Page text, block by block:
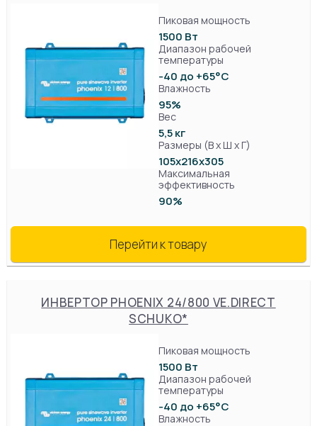
Пиковая мощность
1500 Вт
Диапазон рабочей
температуры
-40 до +65°C
Влажность
95%
Вес
5,5 кг
Размеры (В х Ш х Г)
105x216х305
Максимальная
эффективность
90%
Перейти к товару
ИНВЕРТОР PHOENIX 24/800 VE.DIRECT
SCHUKO*
Пиковая мощность
1500 Вт
Диапазон рабочей
температуры
-40 до +65°C
Влажность